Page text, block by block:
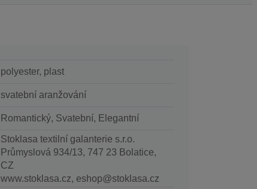
polyester, plast
svatební aranžování
Romantický, Svatební, Elegantní
Stoklasa textilní galanterie s.r.o.
Průmyslová 934/13, 747 23 Bolatice,
CZ
www.stoklasa.cz, eshop@stoklasa.cz